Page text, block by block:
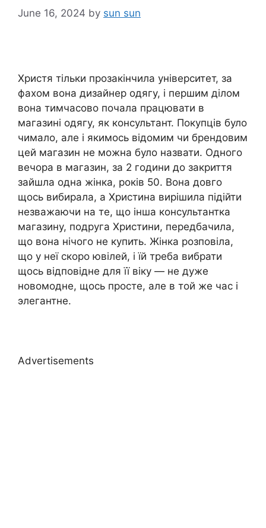
June 16, 2024 by sun sun
Христя тільки прозакінчила університет, за
фахом вона дизайнер одягу, і першим ділом
вона тимчасово почала працювати в
магазині одягу, як консультант. Покупців було
чимало, але і якимось відомим чи брендовим
цей магазин не можна було назвати. Одного
вечора в магазин, за 2 години до закриття
зайшла одна жінка, років 50. Вона довго
щось вибирала, а Христина вирішила підійти
незважаючи на те, що інша консультантка
магазину, подруга Христини, передбачила,
що вона нічого не купить. Жінка розповіла,
що у неї скоро ювілей, і їй треба вибрати
щось відповідне для її віку — не дуже
новомодне, щось просте, але в той же час і
элегантне.
Advertisements